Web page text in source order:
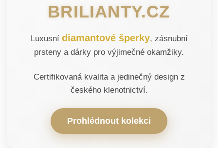
BRILIANTY.CZ
Luxusní diamantové šperky, zásnubní
prsteny a dárky pro výjimečné okamžiky.
Certifikovaná kvalita a jedinečný design z
českého klenotnictví.
Prohlédnout kolekci